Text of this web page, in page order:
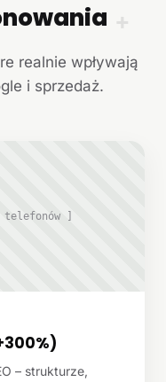
+
realnie wpływają
i sprzedaż.
]
– strukturze,